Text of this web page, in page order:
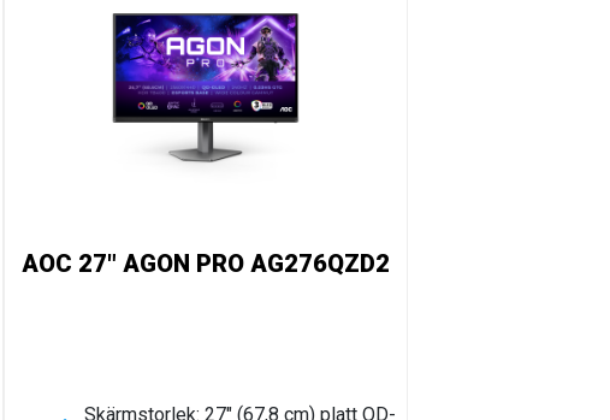
AOC 27" AGON PRO AG276QZD2
Skärmstorlek: 27" (67,8 cm) platt QD-